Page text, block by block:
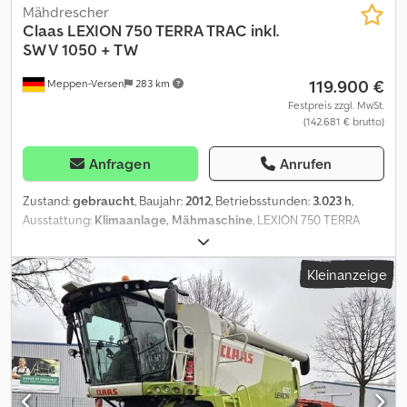
Meppen-Versen 283 km
Mähdrescher
Claas LEXION 750 TERRA TRAC inkl.
SW V 1050 + TW
119.900 €
Festpreis zzgl. MwSt.
(142.681 € brutto)
Anfragen Anrufen
Zustand:gebraucht, Baujahr:2012, Betriebsstunden: 3.023 h,
Ausstattung: Klimaanlage, Mähmaschine, LEXION 750 TERRA
TRAC 0010 gebr. Claas Lexion 750 TT 0020 AUTO CONTOUR
Schneidwerksregelung 0030 Vorsatzgerätantrieb 80 kW,
konstant 0040 Schneidwerkzylinder mit 2-Wege-System, M 0050
Einzugskanal mit Stützrolle und Stützscheiben 0060
Anhängekupplung 0070 Staubabsaugung für E-/V-/HP-Kanal
0080 APS Dreschsystem - Getreide 0090 Trommelregeltrieb 0100
ROTO PLUS Variatorantrieb 0110 Rotorklappenverstellung
hydraulisch 0120 Standard Reinigung, inkl. 3D 0130 Spreuverteiler
0140 Ober- und Untersieb, Standard 0150 Korntank 10.500 Liter
Kleinanzeige